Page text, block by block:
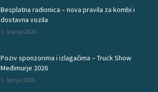
Besplatna radionica – nova pravila za kombi i
dostavna vozila
1. srpnja 2026.
Poziv sponzorima i izlagačima – Truck Show
Međimurje 2026
1. lipnja 2026.